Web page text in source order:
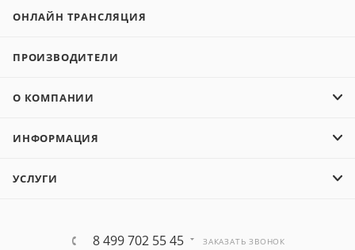
ОНЛАЙН ТРАНСЛЯЦИЯ
ПРОИЗВОДИТЕЛИ
О КОМПАНИИ
ИНФОРМАЦИЯ
УСЛУГИ
8 499 702 55 45 ЗАКАЗАТЬ ЗВОНОК